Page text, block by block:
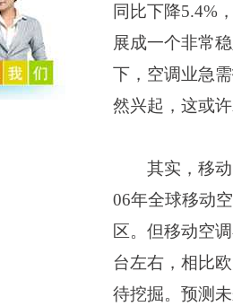
同比下降5.4%
展成一个非常
下，空调业急
然兴起，这或
其实，移动
06年全球移动
区。但移动空
台左右，相比
待挖掘。预测